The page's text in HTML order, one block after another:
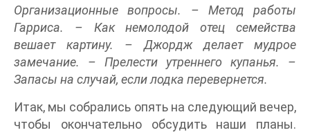
Организационные вопросы. – Метод работы
Гарриса. – Как немолодой отец семейства
вешает картину. – Джордж делает мудрое
замечание. – Прелести утреннего купанья. –
Запасы на случай, если лодка перевернется.
Итак, мы собрались опять на следующий вечер,
чтобы окончательно обсудить наши планы.